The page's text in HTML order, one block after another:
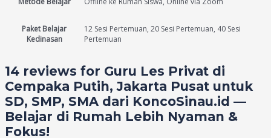
Paket Belajar
Kedinasan
12 Sesi Pertemuan, 20 Sesi Pertemuan, 40 Sesi
Pertemuan
14 reviews for Guru Les Privat di
Cempaka Putih, Jakarta Pusat untuk
SD, SMP, SMA dari KoncoSinau.id —
Belajar di Rumah Lebih Nyaman &
Fokus!